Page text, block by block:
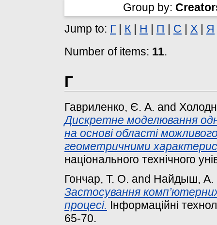
Group by:
Jump to: Г | К | Н | П | С | Х | Я
Number of items: 11.
Г
Гавриленко, Є. А. and
Дискретне моделювання
на основі області
геометричними
національного технічного
Гончар, Т. О. and Найдыш, А.
Застосування
процесі. Інформаційні
65-70.